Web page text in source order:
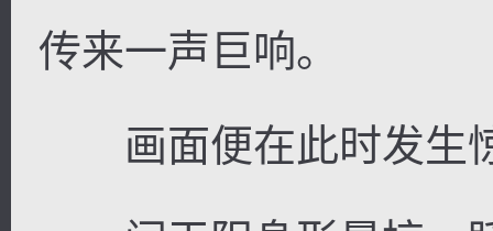
传来一声巨响。
画面便在此时发生